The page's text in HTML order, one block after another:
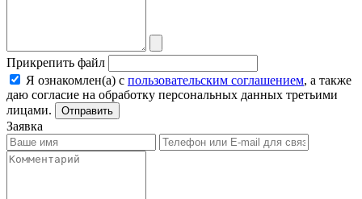
Прикрепить файл
Я ознакомлен(а) с пользовательским соглашением, а также
даю согласие на обработку персональных данных третьими
лицами.
Отправить
Заявка